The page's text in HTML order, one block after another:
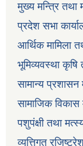
मुख्य मन्त्रि तथा
प्रदेश सभा
आर्थिक मामिला
भूमिव्यवस्था
सामान्य प्रशासन
सामाजिक
पशुपंक्षी तथा
व्यत्तिगत